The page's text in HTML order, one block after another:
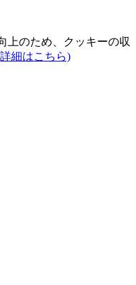
上のため、クッキーの収
細はこちら)